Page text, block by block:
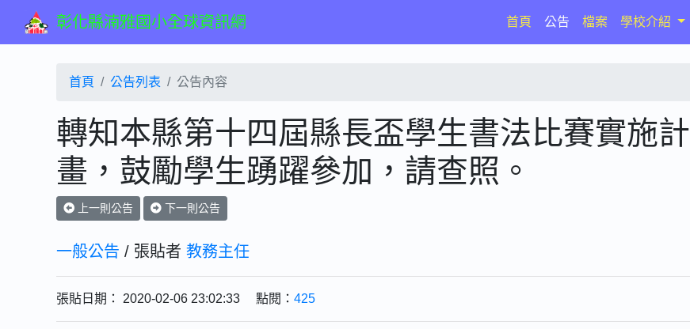
彰化縣湳雅國小全球資訊網 首頁(current)
公告 檔案 學校介紹
首頁 公告列表 公告內容
轉知本縣第十四屆縣長盃學生書法比賽實施計
畫，鼓勵學生踴躍參加，請查照。
上一則公告 下一則公告
一般公告 / 張貼者 教務主任
張貼日期： 2020-02-06 23:02:33 點閱： 425